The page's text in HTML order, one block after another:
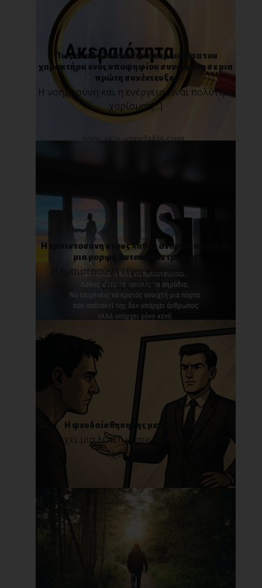
Πως ανακαλύπτω την ακεραιότητα του
χαρακτήρα ενός υποψηφίου συνεργάτη σε μια
πρώτη συνέντευξη;
Η νοημοσύνη και η ενέργεια είναι πολύτιμα
χαρίσματ[...]
Η εμπιστοσύνη στους λάθος ανθρώπους είναι
μια μορφή αυτοκαταστροφής
Η εμπιστοσύνη είναι κάτι που όλοι τη
ζητάμε, όλοι [...]
Η ψευδαίσθηση της μεγαλομανίας
Υπάρχει μια λεπτή γραμμή ανάμεσα στο να
έχεις αυτο[...]